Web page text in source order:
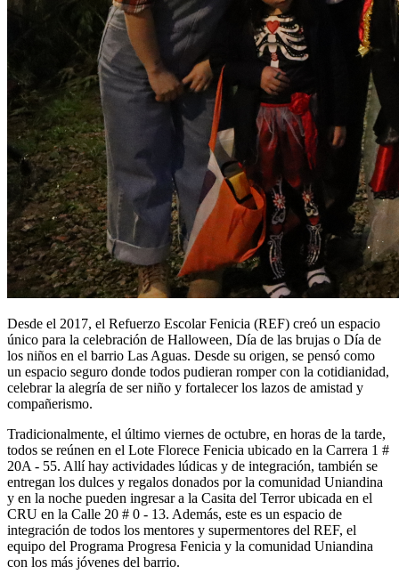
Desde el 2017, el Refuerzo Escolar Fenicia (REF) creó un espacio
único para la celebración de Halloween, Día de las brujas o Día de
los niños en el barrio Las Aguas. Desde su origen, se pensó como
un espacio seguro donde todos pudieran romper con la cotidianidad,
celebrar la alegría de ser niño y fortalecer los lazos de amistad y
compañerismo.
Tradicionalmente, el último viernes de octubre, en horas de la tarde,
todos se reúnen en el Lote Florece Fenicia ubicado en la Carrera 1 #
20A - 55. Allí hay actividades lúdicas y de integración, también se
entregan los dulces y regalos donados por la comunidad Uniandina
y en la noche pueden ingresar a la Casita del Terror ubicada en el
CRU en la Calle 20 # 0 - 13. Además, este es un espacio de
integración de todos los mentores y supermentores del REF, el
equipo del Programa Progresa Fenicia y la comunidad Uniandina
con los más jóvenes del barrio.